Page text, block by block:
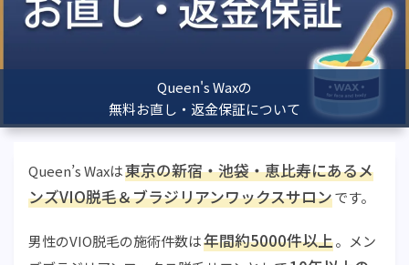
Queen's Waxの
無料お直し・返金保証について
Queen’s Waxは東京の新宿・池袋・恵比寿にあるメ
ンズVIO脱毛＆ブラジリアンワックスサロンです。
男性のVIO脱毛の施術件数は年間約5000件以上。メン